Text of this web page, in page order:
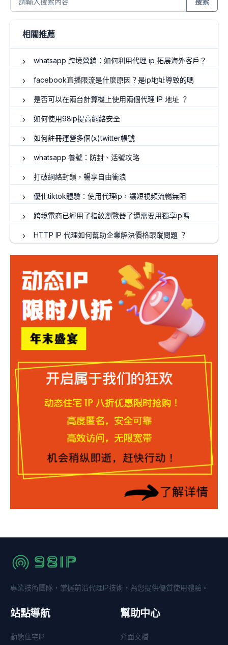
相關推薦
whatsapp 跨境營銷：如何利用代理 ip 拓展海外客戶？
facebook直播限流是什麼原因？是ip地址導致的嗎
是否可以在兩台計算機上使用兩個代理 IP 地址 ？
如何使用98ip提高網絡安全
如何註冊運營多個(x)twitter帳號
whatsapp 養號：防封、活號攻略
打破網絡封鎖，暢享自由衝浪
優化tiktok體驗：使用代理ip，讓短視頻流暢無阻
跨境電商已經用了指紋瀏覽器了還需要用獨享ip嗎
HTTP IP 代理如何幫助企業解決價格跟蹤問題 ？
專業技術團隊，掌握前沿代理IP技術，為您提供優質使用體驗。
站點導航
動態住宅IP
幫助中心
介面文檔